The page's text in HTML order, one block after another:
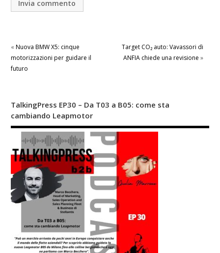
« Nuova BMW X5: cinque
motorizzazioni per guidare il
futuro
Target CO₂ auto: Vavassori di
ANFIA chiede una revisione »
TalkingPress EP30 – Da T03 a B05: come sta
cambiando Leapmotor